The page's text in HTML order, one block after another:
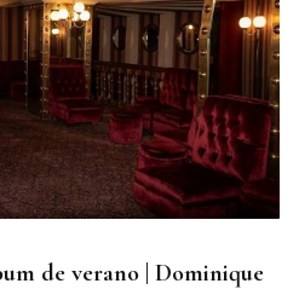
con un patrimonio neto al
de su oro y sus
de verano | Dominique